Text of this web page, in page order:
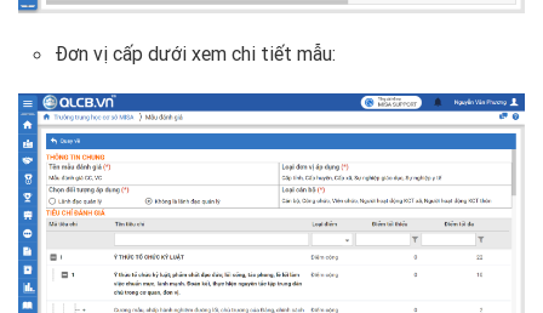
Đơn vị cấp dưới xem chi tiết mẫu: